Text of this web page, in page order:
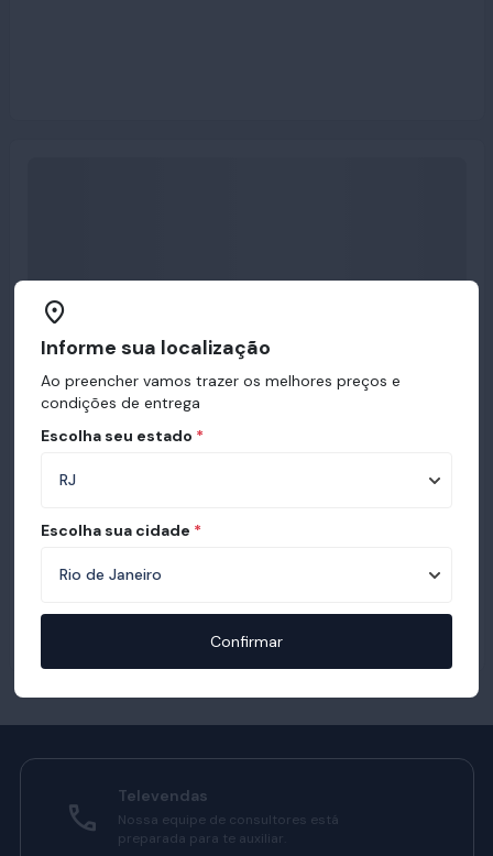
Televendas
Nossa equipe de consultores está
preparada para te auxiliar.
Informe sua localização
Ao preencher vamos trazer os melhores preços e
condições de entrega
Escolha seu estado *
Escolha sua cidade *
Confirmar